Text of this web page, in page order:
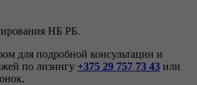
НБ РБ.
для подробной консультации и
по лизингу +375 29 757 73 43 или